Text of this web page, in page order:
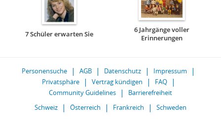
7 Schüler erwarten Sie
6 Jahrgänge voller
Erinnerungen
Personensuche AGB Datenschutz
Impressum
Privatsphäre
Vertrag kündigen
FAQ
Community Guidelines
Barrierefreiheit
Schweiz
Österreich Frankreich Schweden